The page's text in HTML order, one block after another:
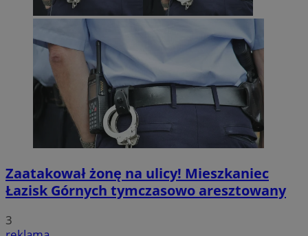
Zaatakował żonę na ulicy! Mieszkaniec
Łazisk Górnych tymczasowo aresztowany
3